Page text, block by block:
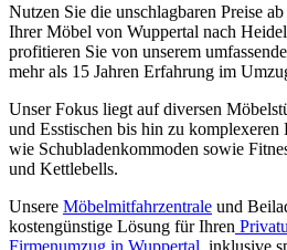
Nutzen Sie die unschlagbaren Preise
Ihrer Möbel von Wuppertal nach
profitieren Sie von unserem
mehr als 15 Jahren Erfahrung im
Unser Fokus liegt auf diversen
und Esstischen bis hin zu komplexeren
wie Schubladenkommoden sowie
und Kettlebells.
Unsere Möbelmitfahrzentrale und
kostengünstige Lösung für Ihren
Firmenumzug in Wuppertal, inklusive